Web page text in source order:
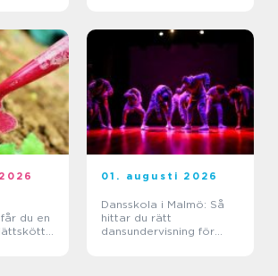
01. augusti 2026
Dansskola i Malmö: Så
hittar du rätt
dansundervisning för